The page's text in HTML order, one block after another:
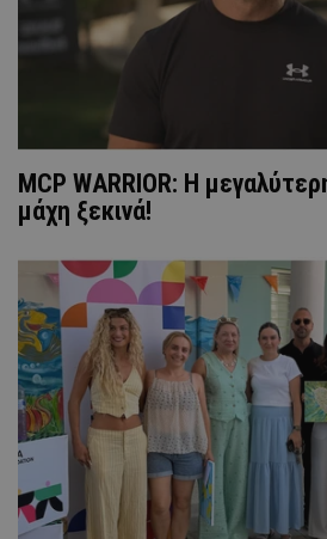
MCP WARRIOR: Η
μάχη ξεκινά!